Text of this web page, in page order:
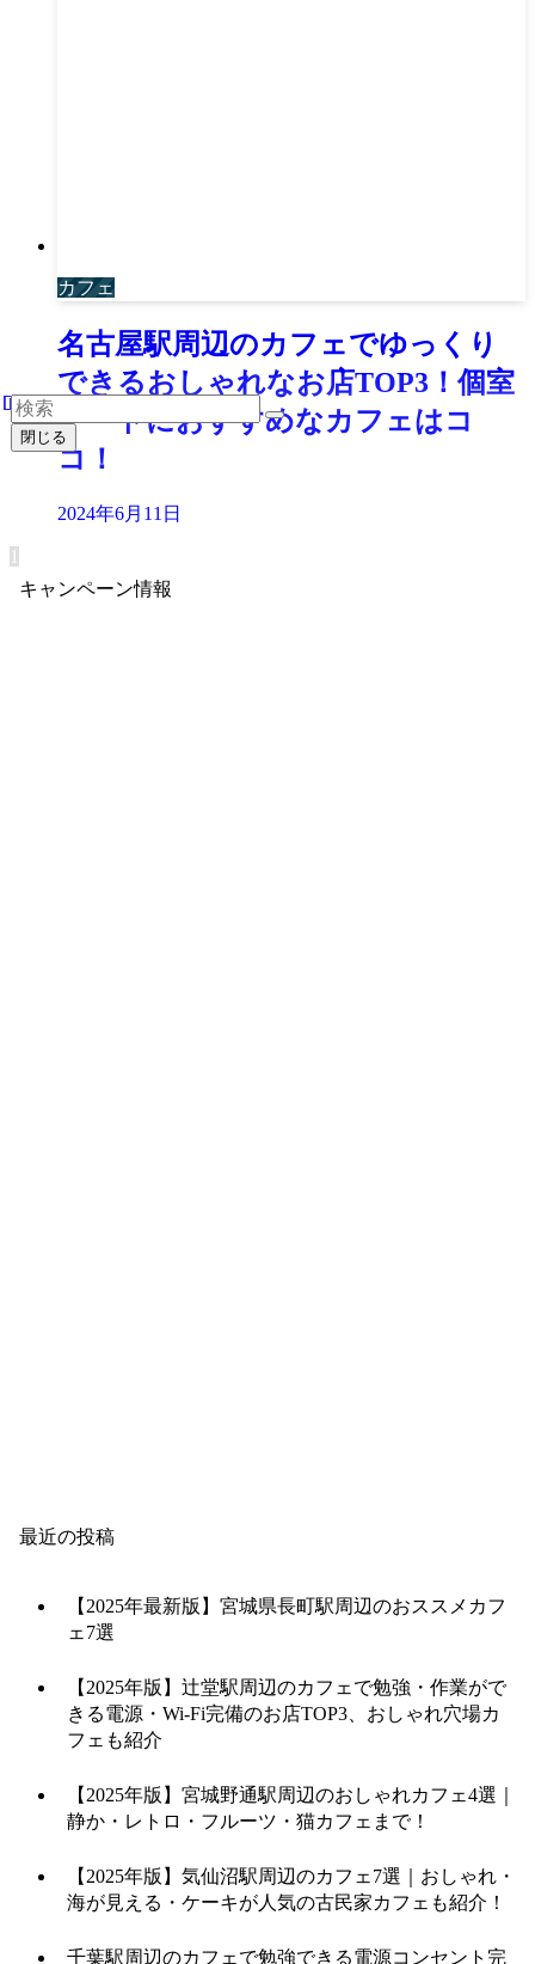
カフェ
名古屋駅周辺のカフェでゆっくり
できるおしゃれなお店TOP3！個室
デートにおすすめなカフェはコ
コ！
2024年6月11日
1
キャンペーン情報
最近の投稿
【2025年最新版】宮城県長町駅周辺のおススメカフ
ェ7選
【2025年版】辻堂駅周辺のカフェで勉強・作業がで
きる電源・Wi-Fi完備のお店TOP3、おしゃれ穴場カ
フェも紹介
【2025年版】宮城野通駅周辺のおしゃれカフェ4選｜
静か・レトロ・フルーツ・猫カフェまで！
【2025年版】気仙沼駅周辺のカフェ7選｜おしゃれ・
海が見える・ケーキが人気の古民家カフェも紹介！
千葉駅周辺のカフェで勉強できる電源コンセント完
閉じる